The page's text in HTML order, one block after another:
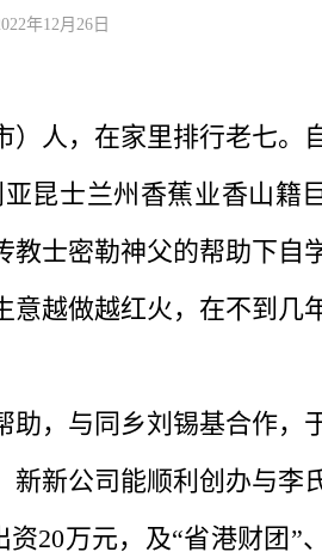
年12月26日
人，在家里排行老七。
昆士兰州香蕉业香山籍
士密勒神父的帮助下自
意越做越红火，在不到几
，与同乡刘锡基合作，
新公司能顺利创办与李
20万元，及“省港财团”